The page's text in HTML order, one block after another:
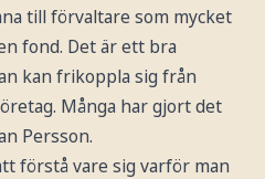
till förvaltare som mycket
fond. Det är ett bra
kan frikoppla sig från
Många har gjort det
Persson.
förstå vare sig varför man